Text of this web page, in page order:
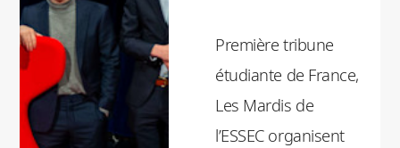
Première tribune
étudiante de France,
Les Mardis de
l’ESSEC organisent